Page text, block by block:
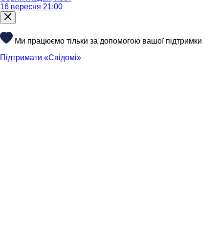
16 вересня 21:00
Ми працюємо тільки за допомогою вашої підтримки
Підтримати «Свідомі»